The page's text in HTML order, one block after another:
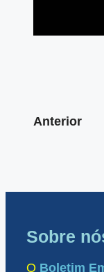
Anterior
Sobre
O Boletim